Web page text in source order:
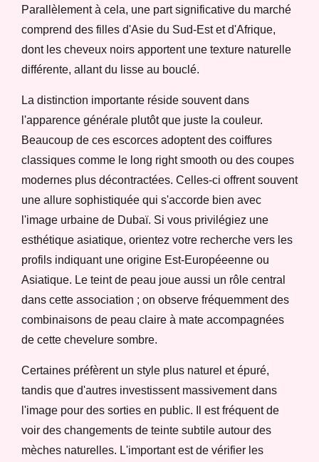
Parallèlement à cela, une part significative du marché
comprend des filles d'Asie du Sud-Est et d'Afrique,
dont les cheveux noirs apportent une texture naturelle
différente, allant du lisse au bouclé.
La distinction importante réside souvent dans
l'apparence générale plutôt que juste la couleur.
Beaucoup de ces escorces adoptent des coiffures
classiques comme le long right smooth ou des coupes
modernes plus décontractées. Celles-ci offrent souvent
une allure sophistiquée qui s'accorde bien avec
l'image urbaine de Dubaï. Si vous privilégiez une
esthétique asiatique, orientez votre recherche vers les
profils indiquant une origine Est-Européeenne ou
Asiatique. Le teint de peau joue aussi un rôle central
dans cette association ; on observe fréquemment des
combinaisons de peau claire à mate accompagnées
de cette chevelure sombre.
Certaines préfèrent un style plus naturel et épuré,
tandis que d'autres investissent massivement dans
l'image pour des sorties en public. Il est fréquent de
voir des changements de teinte subtile autour des
mèches naturelles. L'important est de vérifier les